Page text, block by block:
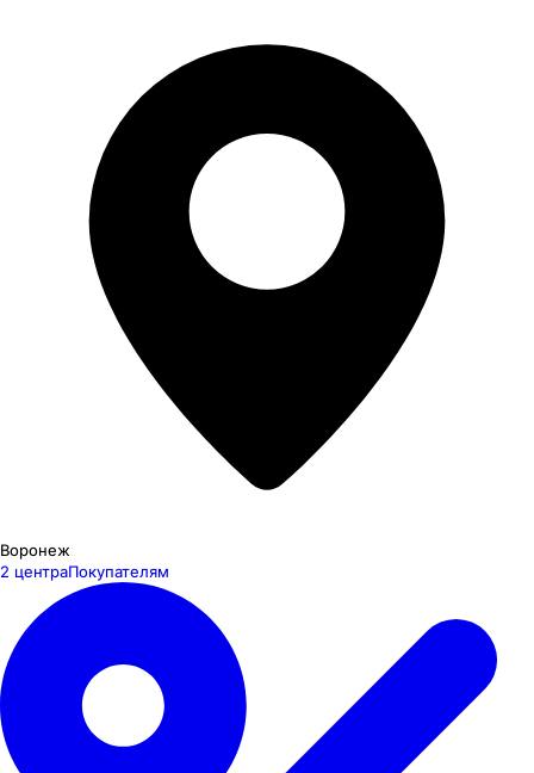
Воронеж
2 центраПокупателям